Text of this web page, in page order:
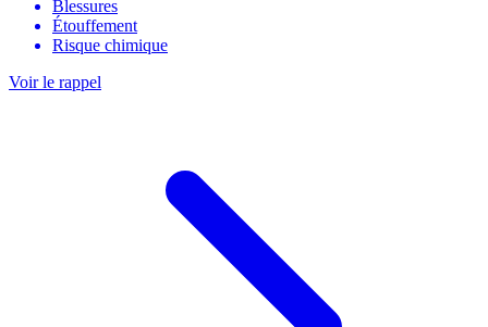
Blessures
Étouffement
Risque chimique
Voir le rappel